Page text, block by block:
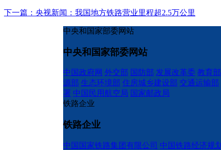
下一篇：央视新闻：我国地方铁路营业里程超2.5万公里
中央和国家部委网站
中央和国家部委网站
中国政府网 外交部 国防部 发展改革委 教育部
源部 生态环境部 住房城乡建设部 交通运输部
署 中国民用航空局 国家邮政局
铁路企业
铁路企业
中国国家铁路集团有限公司 中国铁路经济规